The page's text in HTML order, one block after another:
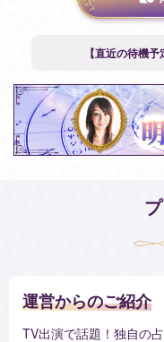
【直近の待機予
運営からのご紹介
TV出演で話題！独自の